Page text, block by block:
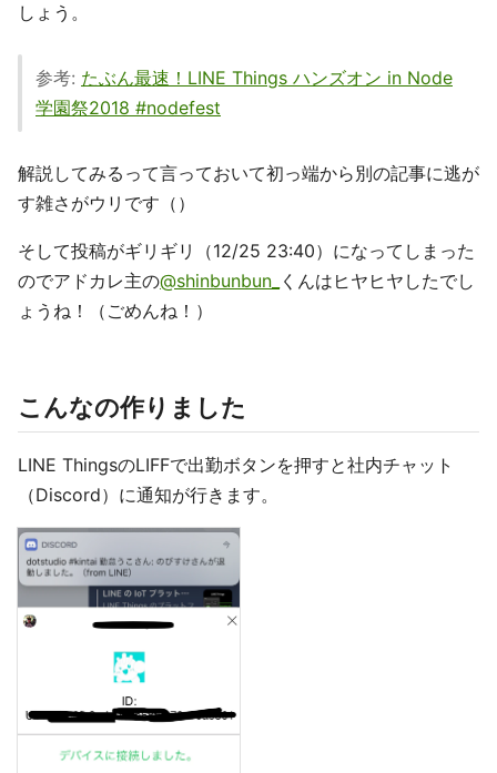
しょう。
参考: たぶん最速！LINE Things ハンズオン in Node
学園祭2018 #nodefest
解説してみるって言っておいて初っ端から別の記事に逃が
す雑さがウリです（）
そして投稿がギリギリ（12/25 23:40）になってしまった
のでアドカレ主の@shinbunbun_ くんはヒヤヒヤしたでし
ょうね！（ごめんね！）
こんなの作りました
LINE ThingsのLIFFで出勤ボタンを押すと社内チャット
（Discord）に通知が行きます。